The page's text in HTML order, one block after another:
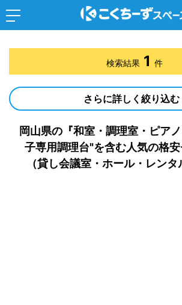
岡山県の『和室・調理室・ピア
子専用調理台"を含む人気の格
（貸し会議室・ホール・レンタ
検索結果 1 件
さらに詳しく絞り込む